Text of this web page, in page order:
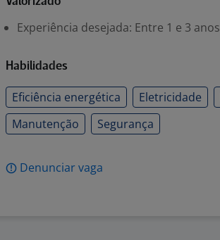
Experiência desejada: Entre 1 e 3 anos
Habilidades
Eficiência energética Eletricidade
Manutenção
Segurança
Denunciar vaga